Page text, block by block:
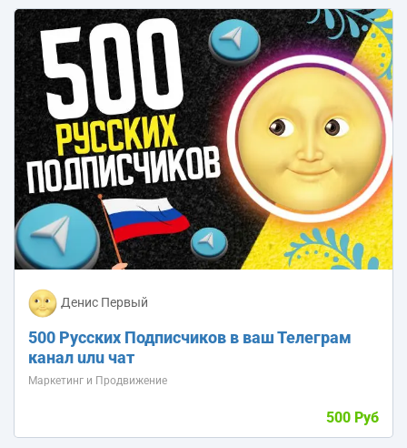
Денис Первый
500 Русских Подписчиков в ваш Телеграм
канал uлu чат
Маркетинг и Продвижение
500 Руб